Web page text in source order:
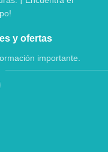
y ofertas
importante.